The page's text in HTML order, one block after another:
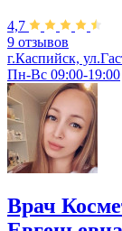
4,7
9 отзывов
г.Каспийск,
Пн-Вс 09:00-19:00
Врач